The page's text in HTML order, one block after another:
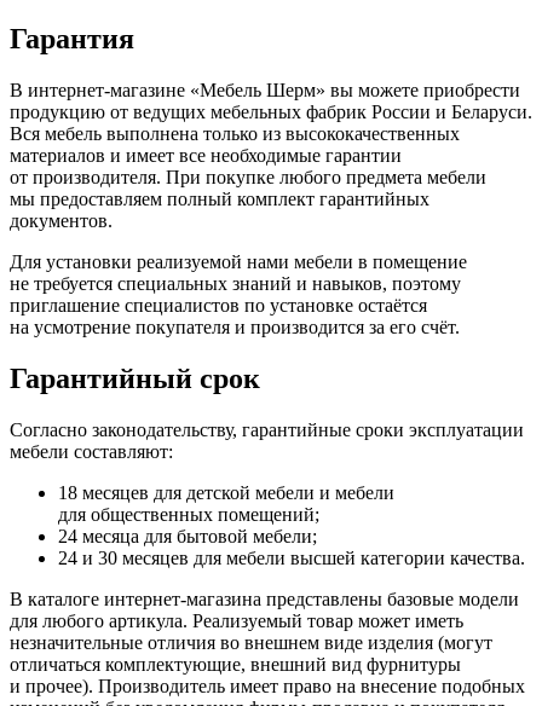
Гарантия
В интернет-магазине «Мебель Шерм» вы можете приобрести
продукцию от ведущих мебельных фабрик России и Беларуси.
Вся мебель выполнена только из высококачественных
материалов и имеет все необходимые гарантии
от производителя. При покупке любого предмета мебели
мы предоставляем полный комплект гарантийных
документов.
Для установки реализуемой нами мебели в помещение
не требуется специальных знаний и навыков, поэтому
приглашение специалистов по установке остаётся
на усмотрение покупателя и производится за его счёт.
Гарантийный срок
Согласно законодательству, гарантийные сроки эксплуатации
мебели составляют:
18 месяцев для детской мебели и мебели
для общественных помещений;
24 месяца для бытовой мебели;
24 и 30 месяцев для мебели высшей категории качества.
В каталоге интернет-магазина представлены базовые модели
для любого артикула. Реализуемый товар может иметь
незначительные отличия во внешнем виде изделия (могут
отличаться комплектующие, внешний вид фурнитуры
и прочее). Производитель имеет право на внесение подобных